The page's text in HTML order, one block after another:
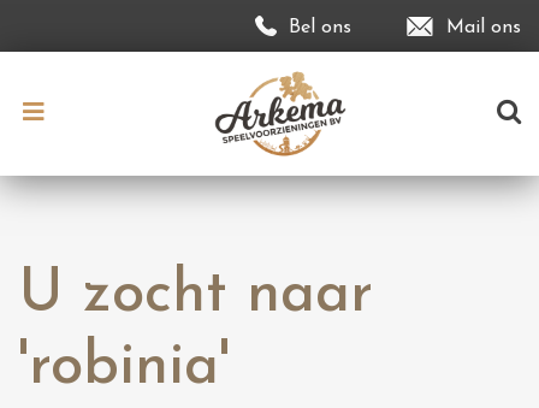
Bel ons Mail ons
U zocht naar
'robinia'